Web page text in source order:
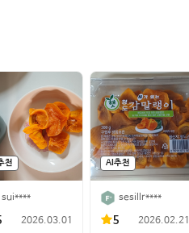
천
sui****
2026.03.01
AI추천
sesillr****
5 2026.02.21